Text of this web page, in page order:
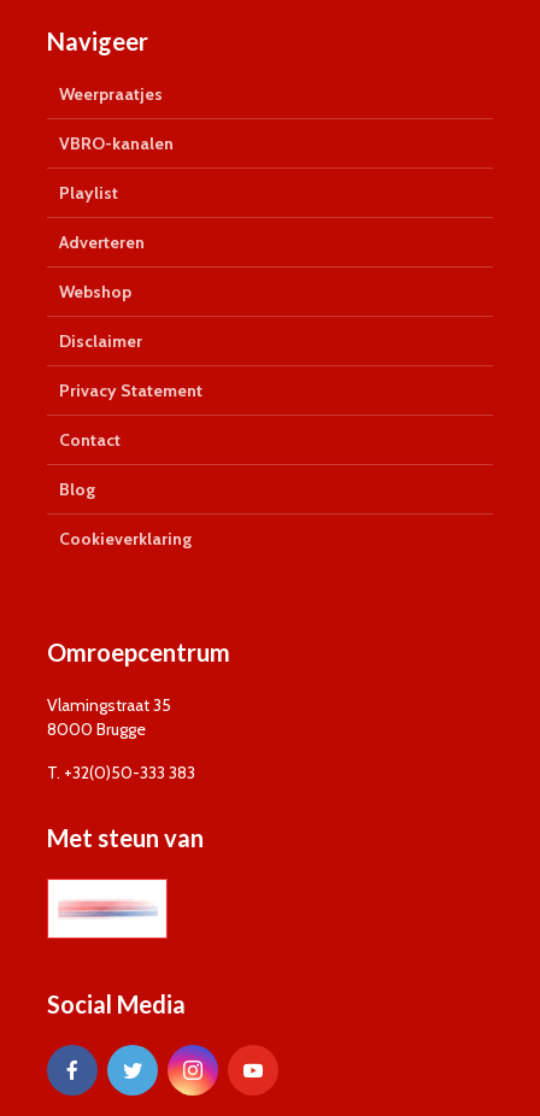
Navigeer
Weerpraatjes
VBRO-kanalen
Playlist
Adverteren
Webshop
Disclaimer
Privacy Statement
Contact
Blog
Cookieverklaring
Omroepcentrum
Vlamingstraat 35
8000 Brugge
T. +32(0)50-333 383
Met steun van
Social Media